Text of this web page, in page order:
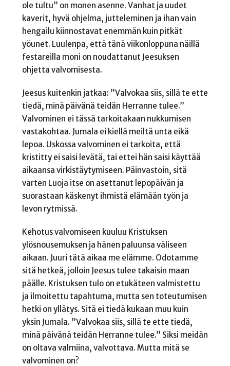
ole tultu” on monen asenne. Vanhat ja uudet
kaverit, hyvä ohjelma, jutteleminen ja ihan vain
hengailu kiinnostavat enemmän kuin pitkät
yöunet. Luulenpa, että tänä viikonloppuna näillä
festareilla moni on noudattanut Jeesuksen
ohjetta valvomisesta.
Jeesus kuitenkin jatkaa: ”Valvokaa siis, sillä te ette
tiedä, minä päivänä teidän Herranne tulee.”
Valvominen ei tässä tarkoitakaan nukkumisen
vastakohtaa. Jumala ei kiellä meiltä unta eikä
lepoa. Uskossa valvominen ei tarkoita, että
kristitty ei saisi levätä, tai ettei hän saisi käyttää
aikaansa virkistäytymiseen. Päinvastoin, sitä
varten Luoja itse on asettanut lepopäivän ja
suorastaan käskenyt ihmistä elämään työn ja
levon rytmissä.
Kehotus valvomiseen kuuluu Kristuksen
ylösnousemuksen ja hänen paluunsa väliseen
aikaan. Juuri tätä aikaa me elämme. Odotamme
sitä hetkeä, jolloin Jeesus tulee takaisin maan
päälle. Kristuksen tulo on etukäteen valmistettu
ja ilmoitettu tapahtuma, mutta sen toteutumisen
hetki on yllätys. Sitä ei tiedä kukaan muu kuin
yksin Jumala. ”Valvokaa siis, sillä te ette tiedä,
minä päivänä teidän Herranne tulee.” Siksi meidän
on oltava valmiina, valvottava. Mutta mitä se
valvominen on?